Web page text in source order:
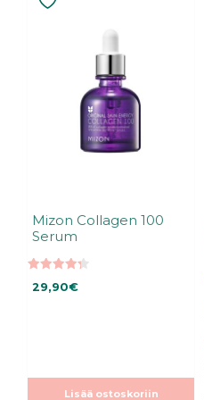
Mizon Collagen 100
Serum
4.33
5:stä
29,90€
Lisää ostoskoriin